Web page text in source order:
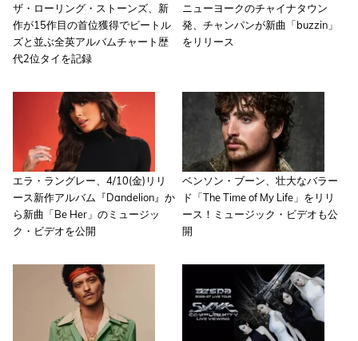
ザ・ローリング・ストーンズ、新
作が15作目の首位獲得でビートル
ズと並ぶ全英アルバムチャート歴
代2位タイを記録
ニューヨークのチャイナタウン
発、チャンパンが新曲「buzzin」
をリリース
エラ・ラングレー、4/10(金)リリ
ース新作アルバム『Dandelion』か
ら新曲「Be Her」のミュージッ
ク・ビデオを公開
ベンソン・ブーン、壮大なバラー
ド「The Time of My Life」をリリ
ース！ミュージック・ビデオも公
開